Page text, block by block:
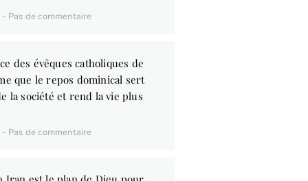
Pas de commentaire
des évêques catholiques de
que le repos dominical sert
la société et rend la vie plus
Pas de commentaire